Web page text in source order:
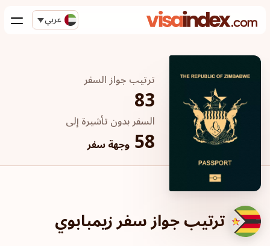
عربي
ترتيب جواز السفر
83
السفر بدون تأشيرة إلى
58 وجهة سفر
ترتيب جواز سفر زيمبابوي